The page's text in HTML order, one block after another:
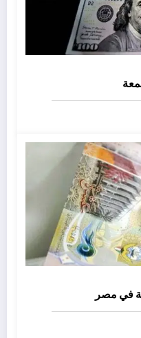
في مصر